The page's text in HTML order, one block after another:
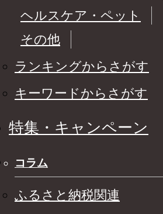
ヘルスケア・ペット
その他
ランキングからさがす
キーワードからさがす
特集・キャンペーン
コラム
ふるさと納税関連